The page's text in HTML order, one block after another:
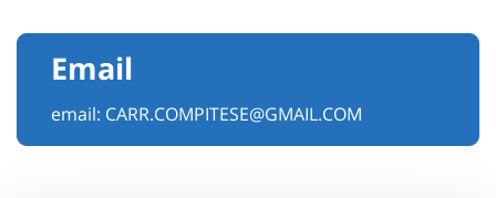
Email
email: CARR.COMPITESE@GMAIL.COM